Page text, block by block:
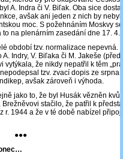
A. Indra či V. Biľak. Oba sice
avšak ani jeden z nich by
moc. S požehnáním Moskvy
na plenárním zasedání dne 17. 4.
období tzv. normalizace nepevná.
Indry, V. Biľaka či M. Jakeše
že nikdy nepatřil k těm
tzv. zvací dopis ze srpna
avšak zároveň i výhoda.
jako to, že byl Husák vězněn
stačilo, že patřil k
r. 1944 a že v té době nabízel
●●●